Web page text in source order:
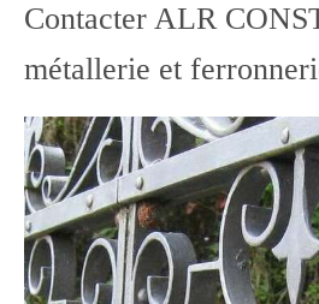
Contacter ALR
métallerie et